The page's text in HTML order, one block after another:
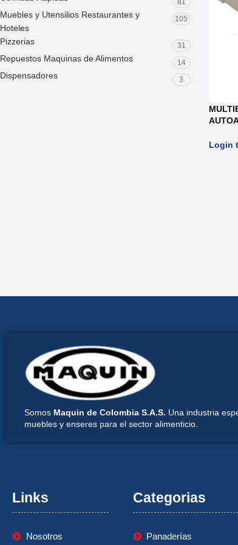
81
Muebles y Utensilios Restaurantes y
Hoteles
105
Pizzerias 31
Repuestos Maquinas de Alimentos 14
Dispensadores 3
Login
Somos Maquin de Colombia S.A.S. Una industria
muebles y enseres para el sector alimenticio.
Links
Nosotros
Categorias
Panaderías